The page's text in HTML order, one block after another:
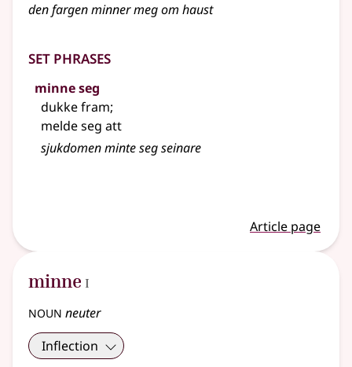
den fargen minner meg om haust
Set phrases
minne seg
dukke fram;
melde seg att
sjukdomen minte seg seinare
Article page
minne 1
I
noun neuter
Inflection